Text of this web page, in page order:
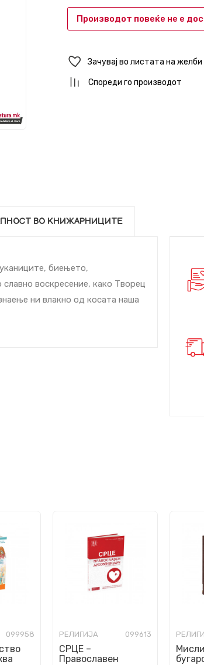
Производот повеќе не е
Зачувај во листата на желби
Спореди го производот
ВО КНИЖАРНИЦИТЕ
биењето,
воскресение, како Творец
ни влакно од косата наша
099958 РЕЛИГИЈА 099613
СРЦЕ –
Православен